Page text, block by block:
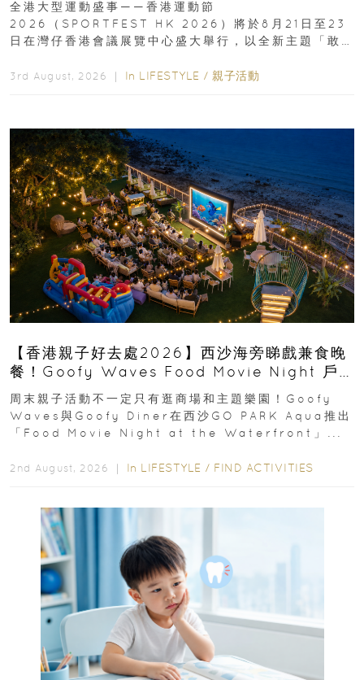
全港大型運動盛事——香港運動節
2026（SPORTFEST HK 2026）將於8月21日至23
日在灣仔香港會議展覽中心盛大舉行，以全新主題「敢
3rd August, 2026 ｜ In LIFESTYLE / 親子活動
【香港親子好去處2026】西沙海旁睇戲兼食晚
餐！Goofy Waves Food Movie Night 戶
外影院逢週末登場
周末親子活動不一定只有逛商場和主題樂園！Goofy
Waves與Goofy Diner在西沙GO PARK Aqua推出
「Food Movie Night at the Waterfront」...
2nd August, 2026 ｜ In LIFESTYLE / FIND ACTIVITIES